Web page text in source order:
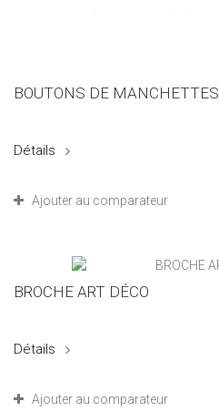
BOUTONS DE MANCHETTES
Détails
Ajouter au comparateur
BROCHE ART DÉCO
Détails
Ajouter au comparateur